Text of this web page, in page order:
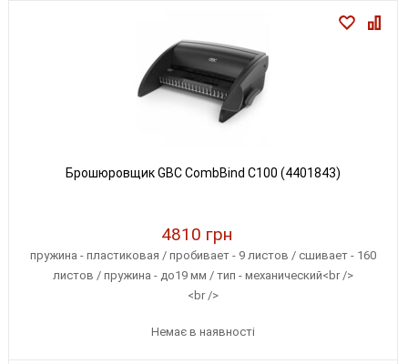
Брошюровщик GBC CombBind C100 (4401843)
4810 грн
пружина - пластиковая / пробивает - 9 листов / сшивает - 160
листов / пружина - до19 мм / тип - механический<br />
<br />
Немає в наявності